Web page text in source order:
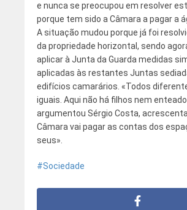
e nunca se preocupou em resolver
porque tem sido a Câmara a pagar a
A situação mudou porque já foi
da propriedade horizontal, sendo
aplicar à Junta da Guarda medidas
aplicadas às restantes Juntas
edifícios camarários. «Todos
iguais. Aqui não há filhos nem
argumentou Sérgio Costa,
Câmara vai pagar as contas dos
seus».
Sociedade